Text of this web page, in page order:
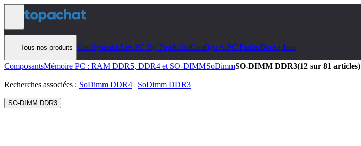
Aller au contenu
Tous nos produits ConfigomaticLes PC By TopAchatConfigo AiPC FinderBons plans
ComposantsMémoire PC : RAM DDR5, DDR4 et SO-DIMMSoDimmSO-DIMM DDR3(12 sur 81 articles)
Recherches associées : SoDimm DDR4 | SoDimm DDR3
SO-DIMM DDR3